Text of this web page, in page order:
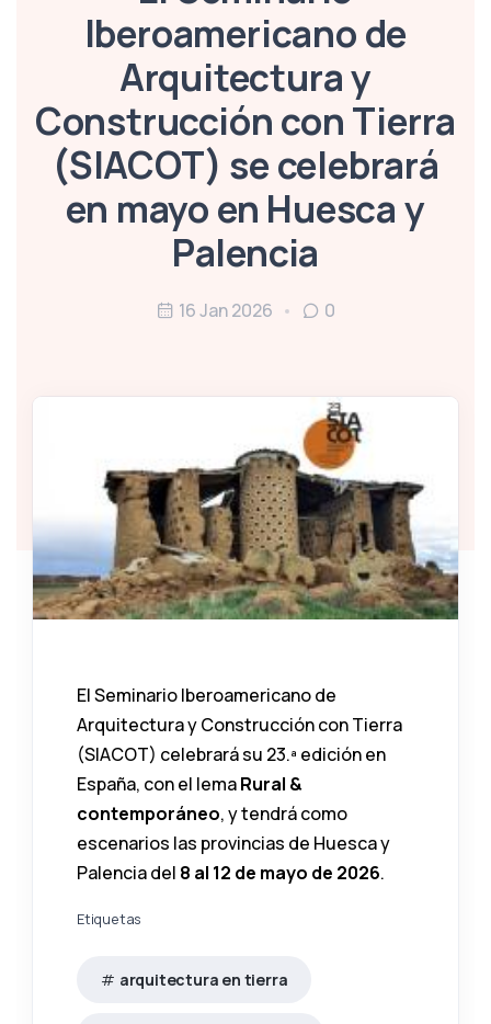
Iberoamericano de
Arquitectura y
Construcción con Tierra
(SIACOT) se celebrará
en mayo en Huesca y
Palencia
16 Jan 2026 0
El Seminario Iberoamericano de
Arquitectura y Construcción con Tierra
(SIACOT) celebrará su 23.ª edición en
España, con el lemaRural &
contemporáneo, y tendrá como
escenarios las provincias de Huesca y
Palencia del 8 al 12 de mayo de 2026.
Etiquetas
arquitectura en tierra